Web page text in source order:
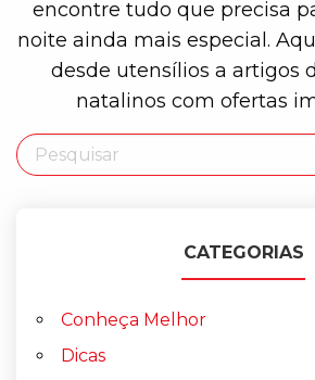
encontre tudo que precisa
noite ainda mais especial.
desde utensílios a artigos
natalinos com ofertas
CATEGORIAS
Conheça Melhor
Dicas